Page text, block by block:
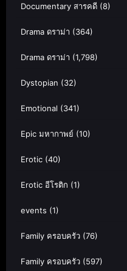
Documentary สารคดี (8)
Drama ดราม่า (364)
Drama ดราม่า (1,798)
Dystopian (32)
Emotional (341)
Epic มหากาพย์ (10)
Erotic (40)
Erotic อีโรติก (1)
events (1)
Family ครอบครัว (76)
Family ครอบครัว (597)